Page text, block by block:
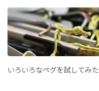
いろいろなペグを試してみた